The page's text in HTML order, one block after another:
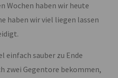
Wochen haben wir heute
haben wir viel liegen lassen
einfach sauber zu Ende
zwei Gegentore bekommen,